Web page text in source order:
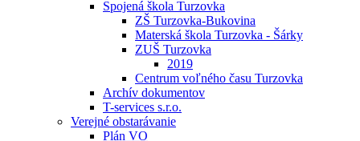
Spojená škola Turzovka
ZŠ Turzovka-Bukovina
Materská škola Turzovka - Šárky
ZUŠ Turzovka
2019
Centrum voľného času Turzovka
Archív dokumentov
T-services s.r.o.
Verejné obstarávanie
Plán VO